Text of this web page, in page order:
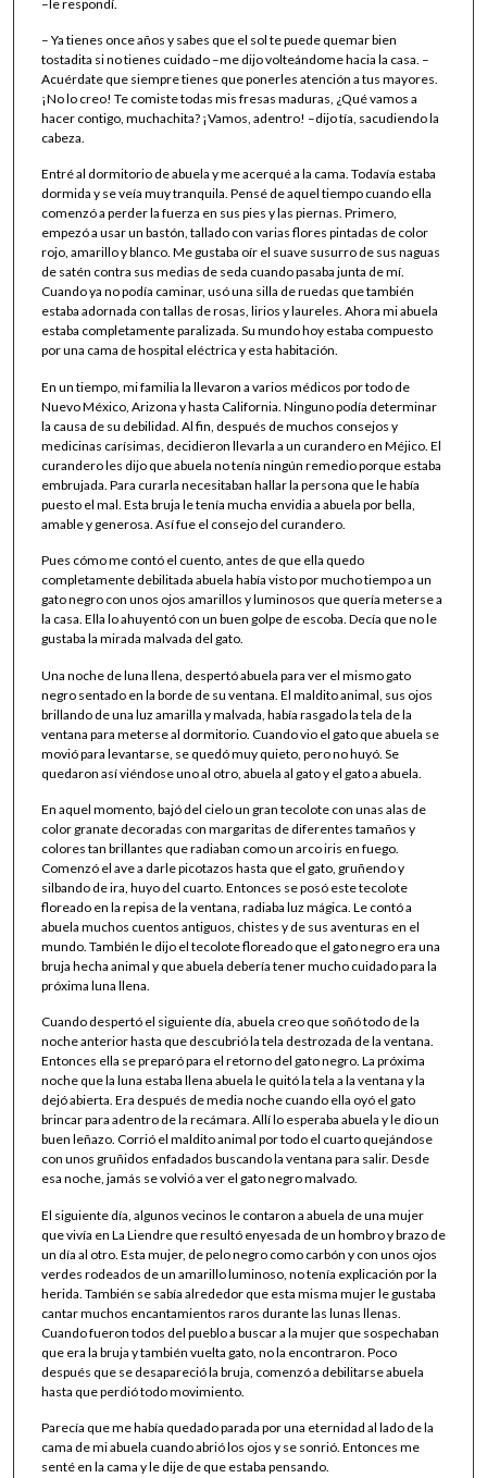
–le respondí.
– Ya tienes once años y sabes que el sol te puede quemar bien
tostadita si no tienes cuidado –me dijo volteándome hacia la casa. –
Acuérdate que siempre tienes que ponerles atención a tus mayores.
¡No lo creo! Te comiste todas mis fresas maduras, ¿Qué vamos a
hacer contigo, muchachita? ¡Vamos, adentro! –dijo tía, sacudiendo la
cabeza.
Entré al dormitorio de abuela y me acerqué a la cama. Todavía estaba
dormida y se veía muy tranquila. Pensé de aquel tiempo cuando ella
comenzó a perder la fuerza en sus pies y las piernas. Primero,
empezó a usar un bastón, tallado con varias flores pintadas de color
rojo, amarillo y blanco. Me gustaba oír el suave susurro de sus naguas
de satén contra sus medias de seda cuando pasaba junta de mí.
Cuando ya no podía caminar, usó una silla de ruedas que también
estaba adornada con tallas de rosas, lirios y laureles. Ahora mi abuela
estaba completamente paralizada. Su mundo hoy estaba compuesto
por una cama de hospital eléctrica y esta habitación.
En un tiempo, mi familia la llevaron a varios médicos por todo de
Nuevo México, Arizona y hasta California. Ninguno podía determinar
la causa de su debilidad. Al fin, después de muchos consejos y
medicinas carísimas, decidieron llevarla a un curandero en Méjico. El
curandero les dijo que abuela no tenía ningún remedio porque estaba
embrujada. Para curarla necesitaban hallar la persona que le había
puesto el mal. Esta bruja le tenía mucha envidia a abuela por bella,
amable y generosa. Así fue el consejo del curandero.
Pues cómo me contó el cuento, antes de que ella quedo
completamente debilitada abuela había visto por mucho tiempo a un
gato negro con unos ojos amarillos y luminosos que quería meterse a
la casa. Ella lo ahuyentó con un buen golpe de escoba. Decía que no le
gustaba la mirada malvada del gato.
Una noche de luna llena, despertó abuela para ver el mismo gato
negro sentado en la borde de su ventana. El maldito animal, sus ojos
brillando de una luz amarilla y malvada, había rasgado la tela de la
ventana para meterse al dormitorio. Cuando vio el gato que abuela se
movió para levantarse, se quedó muy quieto, pero no huyó. Se
quedaron así viéndose uno al otro, abuela al gato y el gato a abuela.
En aquel momento, bajó del cielo un gran tecolote con unas alas de
color granate decoradas con margaritas de diferentes tamaños y
colores tan brillantes que radiaban como un arco iris en fuego.
Comenzó el ave a darle picotazos hasta que el gato, gruñendo y
silbando de ira, huyo del cuarto. Entonces se posó este tecolote
floreado en la repisa de la ventana, radiaba luz mágica. Le contó a
abuela muchos cuentos antiguos, chistes y de sus aventuras en el
mundo. También le dijo el tecolote floreado que el gato negro era una
bruja hecha animal y que abuela debería tener mucho cuidado para la
próxima luna llena.
Cuando despertó el siguiente día, abuela creo que soñó todo de la
noche anterior hasta que descubrió la tela destrozada de la ventana.
Entonces ella se preparó para el retorno del gato negro. La próxima
noche que la luna estaba llena abuela le quitó la tela a la ventana y la
dejó abierta. Era después de media noche cuando ella oyó el gato
brincar para adentro de la recámara. Allí lo esperaba abuela y le dio un
buen leñazo. Corrió el maldito animal por todo el cuarto quejándose
con unos gruñidos enfadados buscando la ventana para salir. Desde
esa noche, jamás se volvió a ver el gato negro malvado.
El siguiente día, algunos vecinos le contaron a abuela de una mujer
que vivía en La Liendre que resultó enyesada de un hombro y brazo de
un día al otro. Esta mujer, de pelo negro como carbón y con unos ojos
verdes rodeados de un amarillo luminoso, no tenía explicación por la
herida. También se sabía alrededor que esta misma mujer le gustaba
cantar muchos encantamientos raros durante las lunas llenas.
Cuando fueron todos del pueblo a buscar a la mujer que sospechaban
que era la bruja y también vuelta gato, no la encontraron. Poco
después que se desapareció la bruja, comenzó a debilitarse abuela
hasta que perdió todo movimiento.
Parecía que me había quedado parada por una eternidad al lado de la
cama de mi abuela cuando abrió los ojos y se sonrió. Entonces me
senté en la cama y le dije de que estaba pensando.